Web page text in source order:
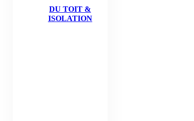
DU TOIT &
ISOLATION